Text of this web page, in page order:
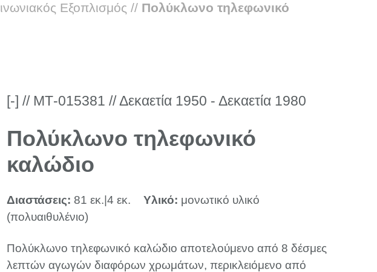
Εξοπλισμός // Πολύκλωνο τηλεφωνικό
[-] // ΜΤ-015381 // Δεκαετία 1950 - Δεκαετία 1980
Πολύκλωνο τηλεφωνικό
καλώδιο
Διαστάσεις: 81 εκ.|4 εκ. Υλικό: μονωτικό υλικό
(πολυαιθυλένιο)
Πολύκλωνο τηλεφωνικό καλώδιο αποτελούμενο από 8 δέσμες
λεπτών αγωγών διαφόρων χρωμάτων, περικλειόμενο από